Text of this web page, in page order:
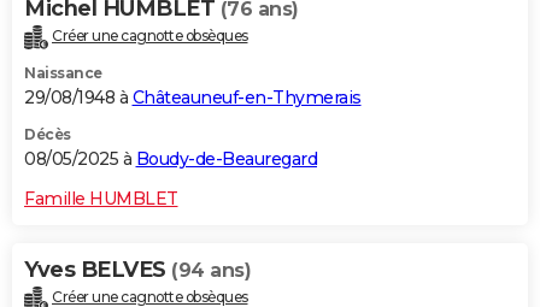
Destinations
City break
Voyage nature
Voyage de noces
Forum
Climat
+PHOTO
GUIDES D'ACHAT
BONS PLANS
CARTE DE VOEUX
Dictionnaire
Biographies
Citations
Expressions
Proverbes
PROGRAMME TV
Michel HUMBLET (76 ans)
Créer une cagnotte obsèques
Naissance
29/08/1948 à Châteauneuf-en-Thymerais
Décès
08/05/2025 à Boudy-de-Beauregard
Famille HUMBLET
Yves BELVES (94 ans)
Créer une cagnotte obsèques